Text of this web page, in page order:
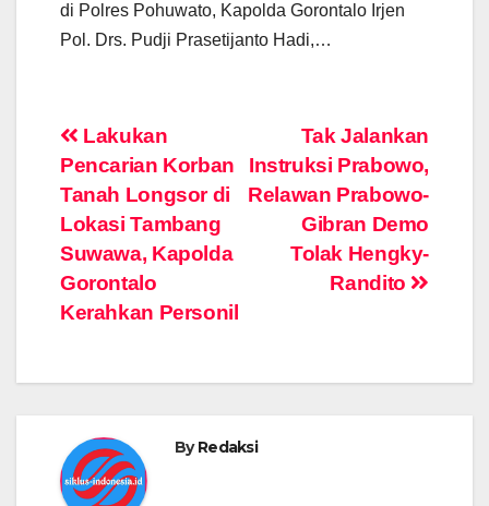
di Polres Pohuwato, Kapolda Gorontalo Irjen
Pol. Drs. Pudji Prasetijanto Hadi,…
Post
navigation
Tak Jalankan
Instruksi Prabowo,
Relawan Prabowo-
Gibran Demo
Tolak Hengky-
Randito
Lakukan
Pencarian Korban
Tanah Longsor di
Lokasi Tambang
Suwawa, Kapolda
Gorontalo
Kerahkan Personil
ByRedaksi